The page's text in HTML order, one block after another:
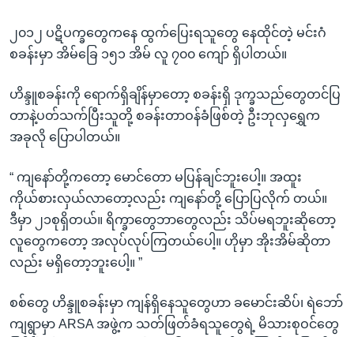
၂၀၁၂ ပဋိပက္ခတွေကနေ ထွက်ပြေးရသူတွေ နေထိုင်တဲ့ မင်းဂံ
စခန်းမှာ အိမ်ခြေ ၁၅၁ အိမ် လူ ၇၀၀ ကျော် ရှိပါတယ်။
ဟိန္ဒူစခန်းကို ရောက်ရှိချိန်မှာတော့ စခန်းရှိ ဒုက္ခသည်တွေတင်ပြ
တာနဲ့ပတ်သက်ပြီးသူတို့ စခန်းတာဝန်ခံဖြစ်တဲ့ ဦးဘုလှရွှေက
အခုလို ပြောပါတယ်။
“ ကျနော်တို့ကတော့ မောင်တော မပြန်ချင်ဘူးပေါ့။ အထူး
ကိုယ်စားလှယ်လာတော့လည်း ကျနော်တို့ ပြောပြလိုက် တယ်။
ဒီမှာ ၂၁စုရှိတယ်။ ရိက္ခာတွေဘာတွေလည်း သိပ်မရဘူးဆိုတော့
လူတွေကတော့ အလုပ်လုပ်ကြတယ်ပေါ့။ ဟိုမှာ အိုးအိမ်ဆိုတာ
လည်း မရှိတော့ဘူးပေါ့။ ”
စစ်တွေ ဟိန္ဒူစခန်းမှာ ကျန်ရှိနေသူတွေဟာ ခမောင်းဆိပ်၊ ရဲဘော်
ကျရွာမှာ ARSA အဖွဲ့က သတ်ဖြတ်ခံရသူတွေရဲ့ မိသားစုဝင်တွေ